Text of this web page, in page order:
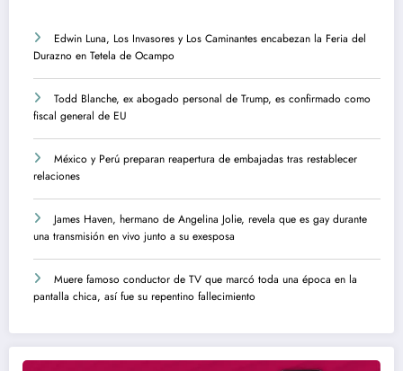
Edwin Luna, Los Invasores y Los Caminantes encabezan la Feria del
Durazno en Tetela de Ocampo
Todd Blanche, ex abogado personal de Trump, es confirmado como
fiscal general de EU
México y Perú preparan reapertura de embajadas tras restablecer
relaciones
James Haven, hermano de Angelina Jolie, revela que es gay durante
una transmisión en vivo junto a su exesposa
Muere famoso conductor de TV que marcó toda una época en la
pantalla chica, así fue su repentino fallecimiento